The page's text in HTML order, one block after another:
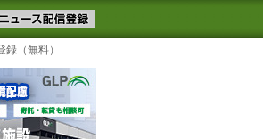
物流ニュースメール配信を登録す
るテーマ
（無料）